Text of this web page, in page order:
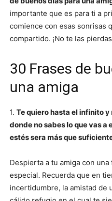
importante que es para ti a
comience con esas sonrisas
compartido. ¡No te las
30 Frases de
una amiga
1. Te quiero hasta el infinito
donde no sabes lo que vas
estés sera más que
Despierta a tu amiga con
especial. Recuerda que en
incertidumbre, la amistad de